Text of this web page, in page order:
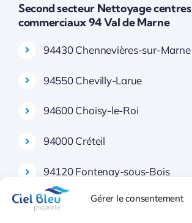
Gérer le consentement
Second secteur Nettoyage centres
commerciaux 94 Val de Marne
94430 Chennevières-sur-Marne
94550 Chevilly-Larue
94600 Choisy-le-Roi
94000 Créteil
94120 Fontenay-sous-Bois
94260 Fresnes